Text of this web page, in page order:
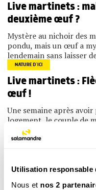
Utilisation responsable
Nous et nos 2
Live martinets :
deuxième œuf ?
Mystère au nichoir des
pondu, mais un œuf a
lendemain sans laisser
NATURE D’ICI
Live martinets :
œuf !
Une semaine après
logement, le couple de
vient de pondre un
Les martinets